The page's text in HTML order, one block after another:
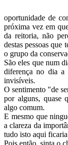
oportunidade de
próxima vez em
da reitoria, não
destas pessoas que
o grupo da
São eles que num
diferença no dia a
invisíveis.
O sentimento "de
por alguns, quase
algo comum.
E mesmo que
a clareza da
tudo isto aqui
Pois então, sinta o